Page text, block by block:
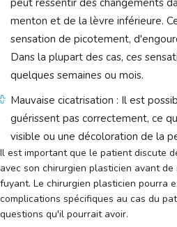
peut ressentir des changements
menton et de la lèvre inférieure.
sensation de picotement,
Dans la plupart des cas, ces
quelques semaines ou mois.
Mauvaise cicatrisation : Il est
guérissent pas correctement, ce
visible ou une décoloration de la
Il est important que le patient discute
avec son chirurgien plasticien avant
fuyant. Le chirurgien plasticien pourra
complications spécifiques au cas du
questions qu'il pourrait avoir.